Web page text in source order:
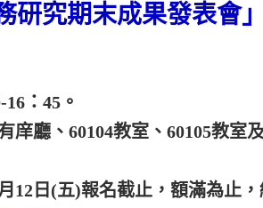
研究期末成果發表會」
：45。
庠廳、60104教室、60105教室
12日(五)報名截止，額滿為止